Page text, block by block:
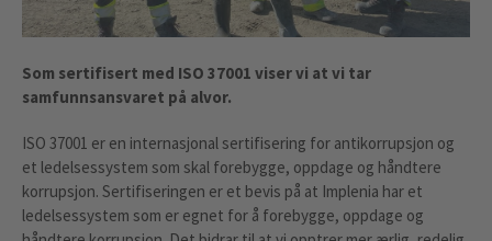
Som sertifisert med ISO 37001 viser vi at vi tar
samfunnsansvaret på alvor.
ISO 37001 er en internasjonal sertifisering for antikorrupsjon og
et ledelsessystem som skal forebygge, oppdage og håndtere
korrupsjon. Sertifiseringen er et bevis på at Implenia har et
ledelsessystem som er egnet for å forebygge, oppdage og